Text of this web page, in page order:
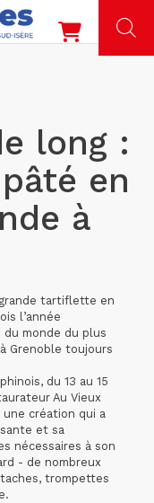
long :
en
à
tartiflette en
l’année
monde du plus
Grenoble toujours
du 13 au 15
Au Vieux
une création qui a
et sa
nécessaires à son
- de nombreux
trompettes